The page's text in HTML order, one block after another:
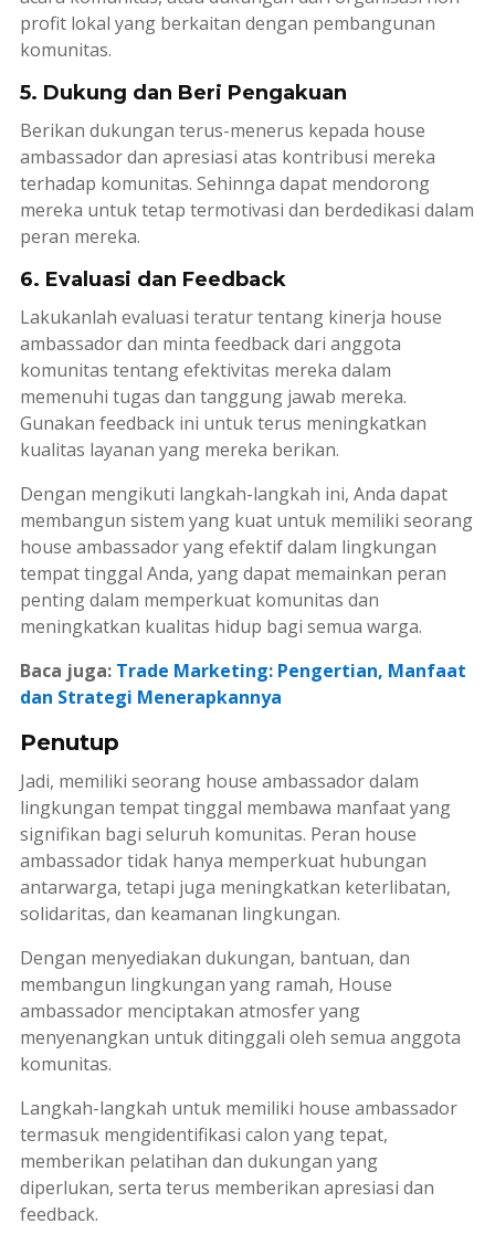
profit lokal yang berkaitan dengan pembangunan
komunitas.
5. Dukung dan Beri Pengakuan
Berikan dukungan terus-menerus kepada house
ambassadordan apresiasi atas kontribusi mereka
terhadap komunitas. Sehinnga dapat mendorong
mereka untuk tetap termotivasi dan berdedikasi dalam
peran mereka.
6. Evaluasi dan Feedback
Lakukanlah evaluasi teratur tentang kinerja house
ambassadordan minta feedbackdari anggota
komunitas tentang efektivitas mereka dalam
memenuhi tugas dan tanggung jawab mereka.
Gunakan feedback ini untuk terus meningkatkan
kualitas layanan yang mereka berikan.
Dengan mengikuti langkah-langkah ini, Anda dapat
membangun sistem yang kuat untuk memiliki seorang
house ambassadoryang efektif dalam lingkungan
tempat tinggal Anda, yang dapat memainkan peran
penting dalam memperkuat komunitas dan
meningkatkan kualitas hidup bagi semua warga.
Baca juga: Trade Marketing: Pengertian, Manfaat
dan Strategi Menerapkannya
Penutup
Jadi, memiliki seorang house ambassadordalam
lingkungan tempat tinggal membawa manfaat yang
signifikan bagi seluruh komunitas. Peran house
ambassadortidak hanya memperkuat hubungan
antarwarga, tetapi juga meningkatkan keterlibatan,
solidaritas, dan keamanan lingkungan.
Dengan menyediakan dukungan, bantuan, dan
membangun lingkungan yang ramah, House
ambassadormenciptakan atmosfer yang
menyenangkan untuk ditinggali oleh semua anggota
komunitas.
Langkah-langkah untuk memiliki house ambassador
termasuk mengidentifikasi calon yang tepat,
memberikan pelatihan dan dukungan yang
diperlukan, serta terus memberikan apresiasi dan
feedback.